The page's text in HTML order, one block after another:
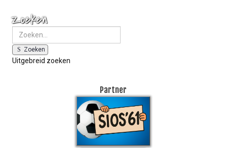
Zoeken
Zoeken
Uitgebreid zoeken
Partner